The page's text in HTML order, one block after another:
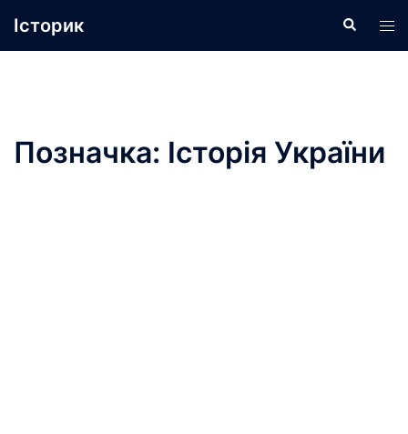
доІсторик Пошук
Позначка: Історія України